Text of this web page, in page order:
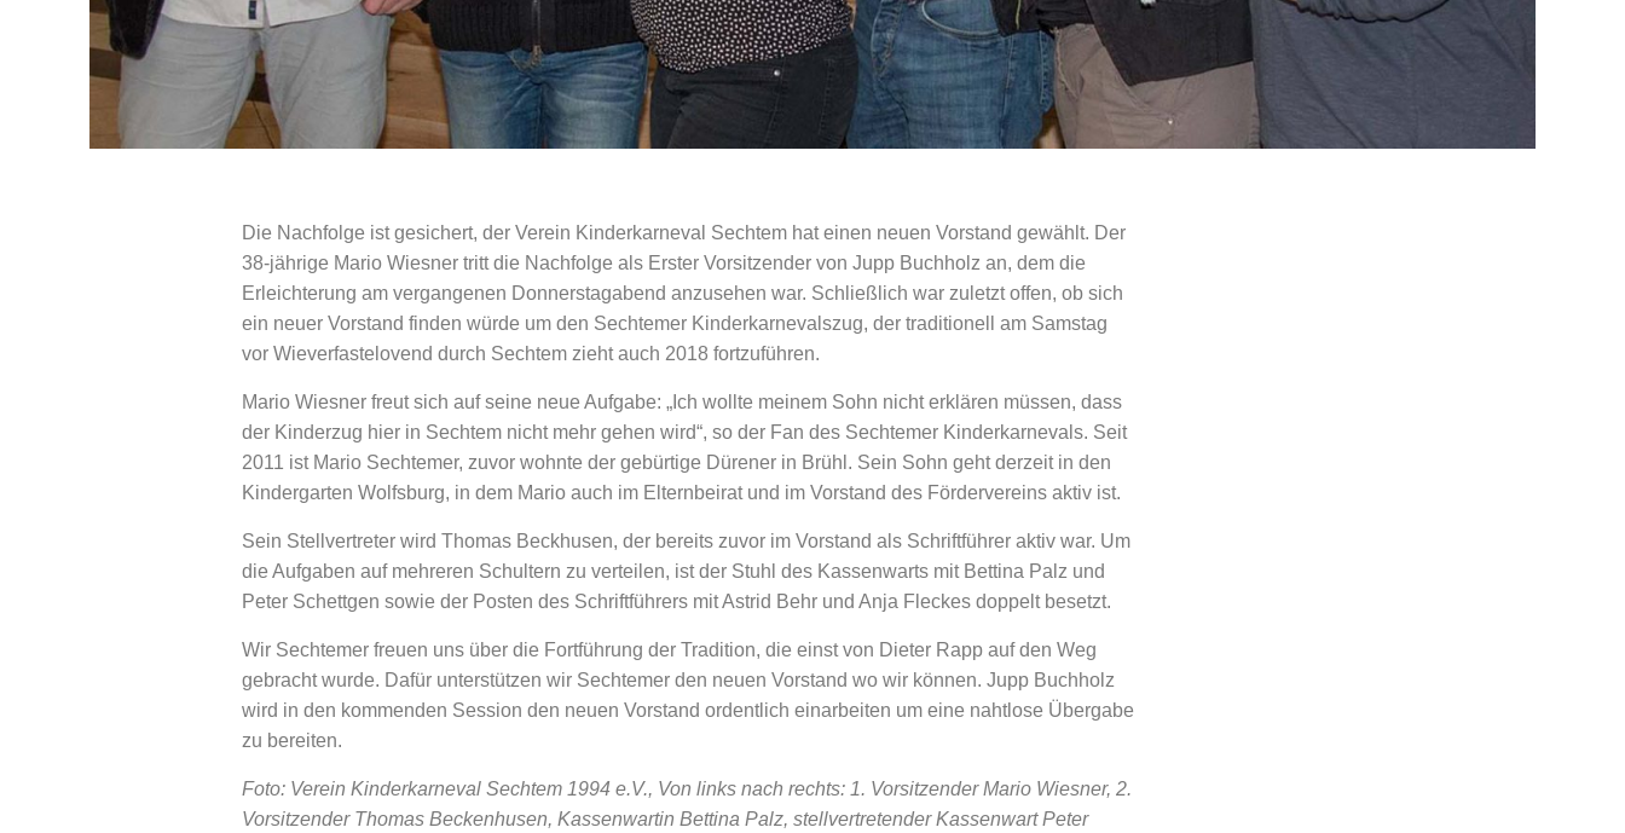
Die Nachfolge ist gesichert, der Verein Kinderkarneval Sechtem hat einen neuen Vorstand gewählt. Der
38-jährige Mario Wiesner tritt die Nachfolge als Erster Vorsitzender von Jupp Buchholz an, dem die
Erleichterung am vergangenen Donnerstagabend anzusehen war. Schließlich war zuletzt offen, ob sich
ein neuer Vorstand finden würde um den Sechtemer Kinderkarnevalszug, der traditionell am Samstag
vor Wieverfastelovend durch Sechtem zieht auch 2018 fortzuführen.
Mario Wiesner freut sich auf seine neue Aufgabe: „Ich wollte meinem Sohn nicht erklären müssen, dass
der Kinderzug hier in Sechtem nicht mehr gehen wird“, so der Fan des Sechtemer Kinderkarnevals. Seit
2011 ist Mario Sechtemer, zuvor wohnte der gebürtige Dürener in Brühl. Sein Sohn geht derzeit in den
Kindergarten Wolfsburg, in dem Mario auch im Elternbeirat und im Vorstand des Fördervereins aktiv ist.
Sein Stellvertreter wird Thomas Beckhusen, der bereits zuvor im Vorstand als Schriftführer aktiv war. Um
die Aufgaben auf mehreren Schultern zu verteilen, ist der Stuhl des Kassenwarts mit Bettina Palz und
Peter Schettgen sowie der Posten des Schriftführers mit Astrid Behr und Anja Fleckes doppelt besetzt.
Wir Sechtemer freuen uns über die Fortführung der Tradition, die einst von Dieter Rapp auf den Weg
gebracht wurde. Dafür unterstützen wir Sechtemer den neuen Vorstand wo wir können. Jupp Buchholz
wird in den kommenden Session den neuen Vorstand ordentlich einarbeiten um eine nahtlose Übergabe
zu bereiten.
Foto: Verein Kinderkarneval Sechtem 1994 e.V., Von links nach rechts: 1. Vorsitzender Mario Wiesner, 2.
Vorsitzender Thomas Beckenhusen, Kassenwartin Bettina Palz, stellvertretender Kassenwart Peter